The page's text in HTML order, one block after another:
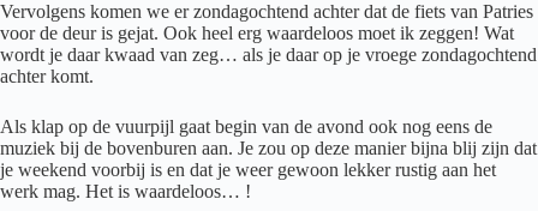
Vervolgens komen we er zondagochtend achter dat de fiets van Patries
voor de deur is gejat. Ook heel erg waardeloos moet ik zeggen! Wat
wordt je daar kwaad van zeg… als je daar op je vroege zondagochtend
achter komt.
Als klap op de vuurpijl gaat begin van de avond ook nog eens de
muziek bij de bovenburen aan. Je zou op deze manier bijna blij zijn dat
je weekend voorbij is en dat je weer gewoon lekker rustig aan het
werk mag. Het is waardeloos… !